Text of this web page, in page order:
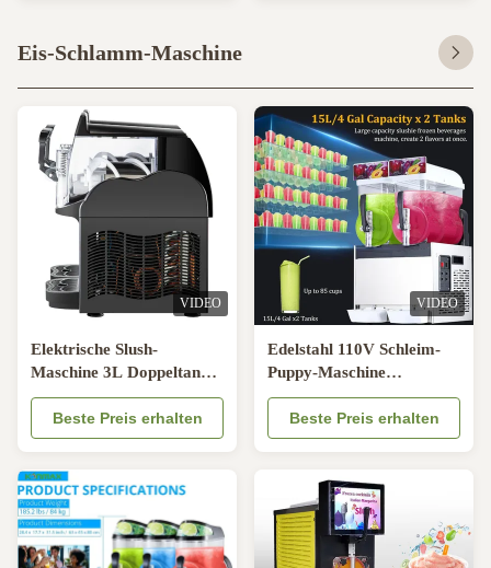
Eis-Schlamm-Maschine
VIDEO
Elektrische Slush-
Maschine 3L Doppeltank
Kleine Heim- und
Gewerbezwecke
Beste Preis erhalten
VIDEO
Edelstahl 110V Schleim-
Puppy-Maschine
Handelsbehälter 15Lx2
Beste Preis erhalten